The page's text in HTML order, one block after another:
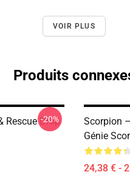
VOIR PLUS
Produits
Rescue Drop
-20%
Scorpion
Génie
24,38 € -